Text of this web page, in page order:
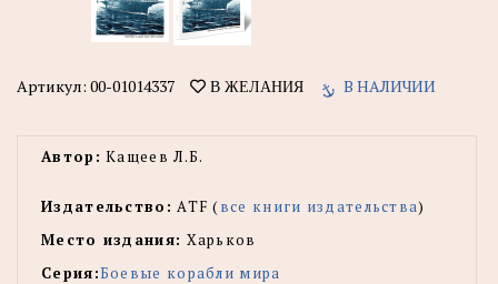
Артикул: 00-01014337 В ЖЕЛАНИЯ В НАЛИЧИИ
Автор: Кащеев Л.Б.
Издательство: ATF (все книги издательства)
Место издания: Харьков
Серия:Боевые корабли мира